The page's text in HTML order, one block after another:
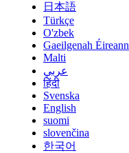
日本語
Türkçe
O'zbek
Gaeilgenah Éireann
Malti
عربي
हिंदी
Svenska
English
suomi
slovenčina
한국어